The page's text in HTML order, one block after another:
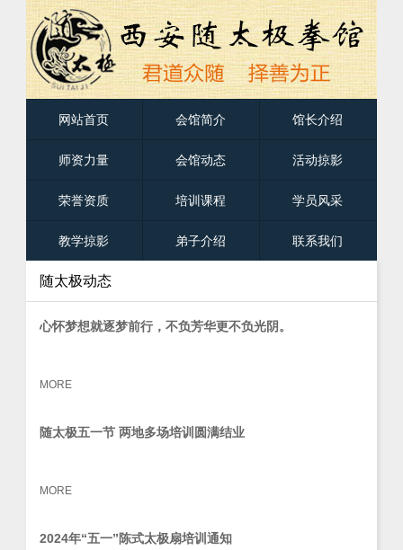
网站首页 会馆简介 馆长介绍
师资力量 会馆动态 活动掠影
荣誉资质 培训课程 学员风采
教学掠影 弟子介绍 联系我们
随太极动态
心怀梦想就逐梦前行，不负芳华更不负光阴。
MORE
随太极五一节 两地多场培训圆满结业
MORE
2024年“五一”陈式太极扇培训通知